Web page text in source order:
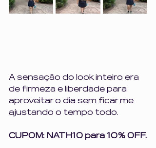
A sensação do look inteiro era
de firmeza e liberdade para
aproveitar o dia sem ficar me
ajustando o tempo todo.
CUPOM: NATH10 para 10% OFF.